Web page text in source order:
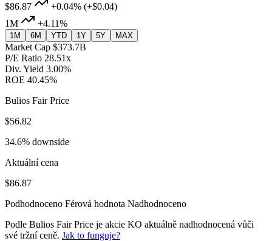
$86.87 +0.04% (+$0.04)
1M
+4.11%
1M 6M YTD 1Y 5Y MAX
Market Cap $373.7B
P/E Ratio 28.51x
Div. Yield 3.00%
ROE 40.45%
Bulios Fair Price
$56.82
34.6% downside
Aktuální cena
$86.87
Podhodnoceno Férová hodnota Nadhodnoceno
Podle Bulios Fair Price je akcie KO aktuálně nadhodnocená vůči
své tržní ceně. Jak to funguje?